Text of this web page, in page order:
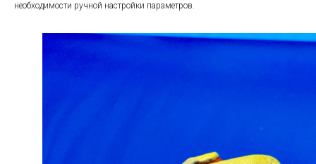
необходимости ручной настройки параметров.